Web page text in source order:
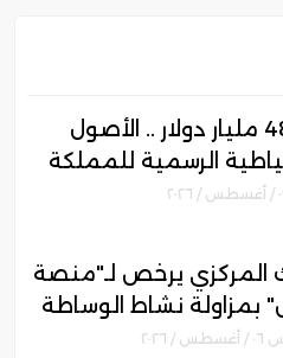
488.6 مليار دولار .. الأصول
الرسمية للمملكة
المركزي يرخص لـ"منصة
بمزاولة نشاط الوساطة
لجهات التمويل
٢٠٢٦